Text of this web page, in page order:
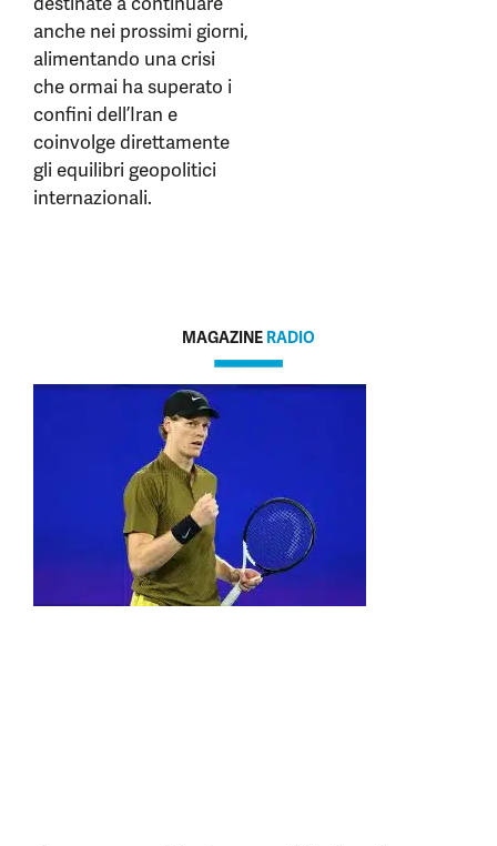
anche nei prossimi giorni,
alimentando una crisi
che ormai ha superato i
confini dell’Iran e
coinvolge direttamente
gli equilibri geopolitici
internazionali.
MAGAZINE RADIO